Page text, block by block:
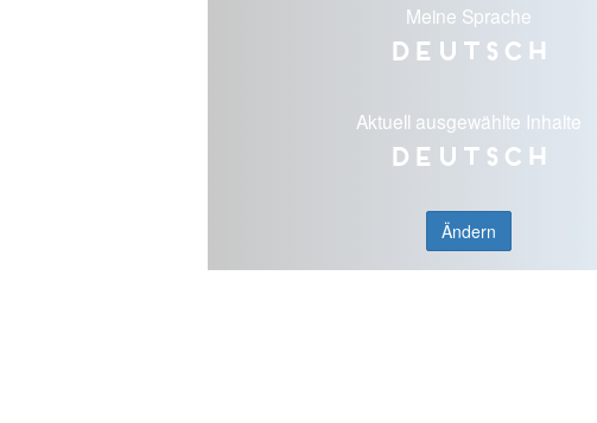
Meine Sprache
Deutsch
Aktuell ausgewählte Inhalte
Deutsch
Ändern